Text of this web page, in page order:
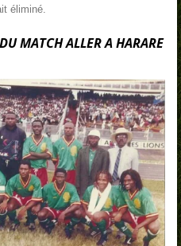
éliminé.
MATCH ALLER A HARARE